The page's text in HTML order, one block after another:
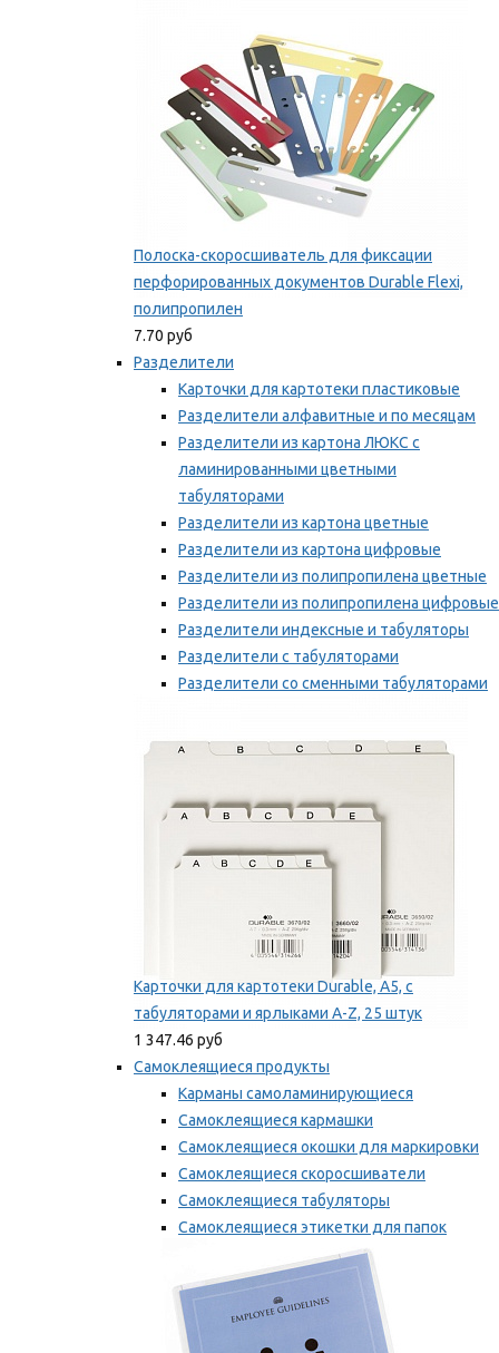
Полоска-скоросшиватель для фиксации
перфорированных документов Durable Flexi,
полипропилен
7.70 руб
Разделители
Карточки для картотеки пластиковые
Разделители алфавитные и по месяцам
Разделители из картона ЛЮКС с
ламинированными цветными
табуляторами
Разделители из картона цветные
Разделители из картона цифровые
Разделители из полипропилена цветные
Разделители из полипропилена цифровые
Разделители индексные и табуляторы
Разделители с табуляторами
Разделители со сменными табуляторами
Карточки для картотеки Durable, A5, с
табуляторами и ярлыками A-Z, 25 штук
1 347.46 руб
Самоклеящиеся продукты
Карманы самоламинирующиеся
Самоклеящиеся кармашки
Самоклеящиеся окошки для маркировки
Самоклеящиеся скоросшиватели
Самоклеящиеся табуляторы
Самоклеящиеся этикетки для папок
Таблички для маркировки
Мы рекомендуем